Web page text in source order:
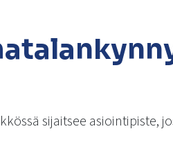
sijaitsee asiointipiste,